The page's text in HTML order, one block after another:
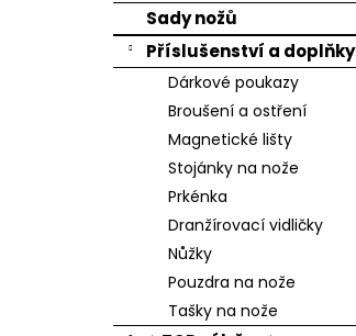
Sady nožů
Příslušenství a doplňky
Dárkové poukazy
Broušení a ostření
Magnetické lišty
Stojánky na nože
Prkénka
Dranžírovací vidličky
Nůžky
Pouzdra na nože
Tašky na nože